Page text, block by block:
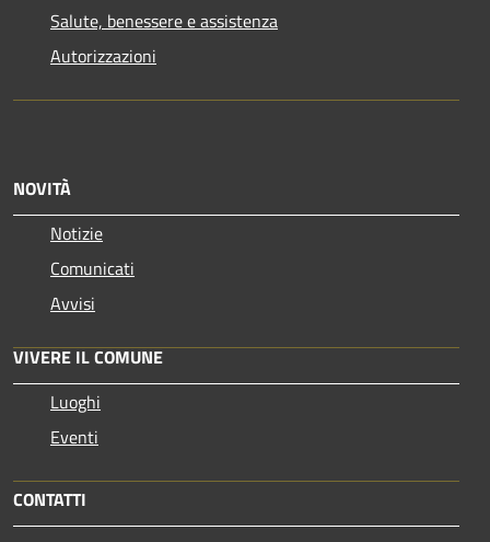
Salute, benessere e assistenza
Autorizzazioni
NOVITÀ
Notizie
Comunicati
Avvisi
VIVERE IL COMUNE
Luoghi
Eventi
CONTATTI